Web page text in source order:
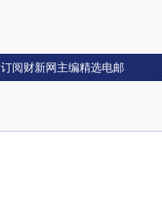
订阅财新网主编精选电邮